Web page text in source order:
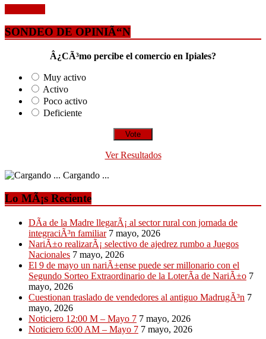
SONDEO DE OPINIÃ“N
Â¿CÃ³mo percibe el comercio en Ipiales?
Muy activo
Activo
Poco activo
Deficiente
Ver Resultados
Cargando ...
Lo MÃ¡s Reciente
DÃ­a de la Madre llegarÃ¡ al sector rural con jornada de
integraciÃ³n familiar 7 mayo, 2026
NariÃ±o realizarÃ¡ selectivo de ajedrez rumbo a Juegos
Nacionales 7 mayo, 2026
El 9 de mayo un nariÃ±ense puede ser millonario con el
Segundo Sorteo Extraordinario de la LoterÃ­a de NariÃ±o 7
mayo, 2026
Cuestionan traslado de vendedores al antiguo MadrugÃ³n 7
mayo, 2026
Noticiero 12:00 M – Mayo 7 7 mayo, 2026
Noticiero 6:00 AM – Mayo 7 7 mayo, 2026